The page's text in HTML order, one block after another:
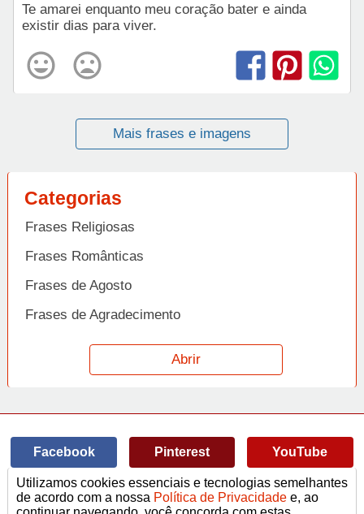
Te amarei enquanto meu coração bater e ainda
existir dias para viver.
Mais frases e imagens
Categorias
Frases Religiosas
Frases Românticas
Frases de Agosto
Frases de Agradecimento
Frases de Amizade
Frases de Amor
Frases de Arrependimento
Frases de Atitude
Abrir
Facebook Pinterest YouTube
© Copyright 2014-2022A Frase.
Utilizamos cookies essenciais e tecnologias semelhantes
de acordo com a nossa Política de Privacidade e, ao